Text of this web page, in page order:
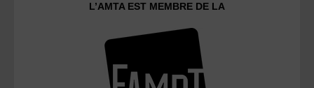
L’AMTA EST MEMBRE DE LA